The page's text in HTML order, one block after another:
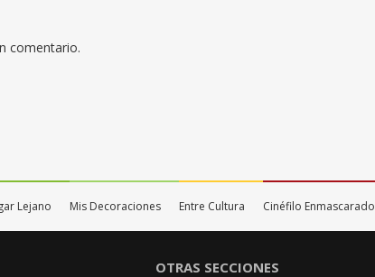
comentario.
Lejano Mis Decoraciones Entre Cultura Cinéfilo Enmascarado
OTRAS SECCIONES